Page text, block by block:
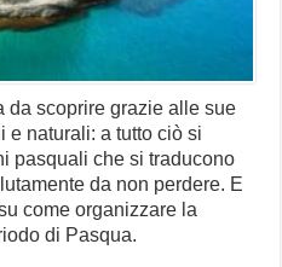
da scoprire grazie alle sue
e naturali: a tutto ciò si
pasquali che si traducono
da non perdere. E
come organizzare la
di Pasqua.